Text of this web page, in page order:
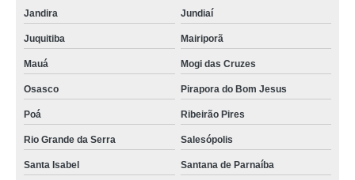
Jandira Jundiaí
Juquitiba Mairiporã
Mauá Mogi das Cruzes
Osasco Pirapora do Bom Jesus
Poá Ribeirão Pires
Rio Grande da Serra Salesópolis
Santa Isabel Santana de Parnaíba